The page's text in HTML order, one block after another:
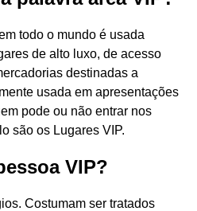
todo o mundo é usada
de alto luxo, de acesso
destinadas a
usada em apresentações
pode ou não entrar nos
são os Lugares VIP.
VIP?
Costumam ser tratados